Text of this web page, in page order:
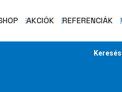
AKCIÓK REFERENCIÁK
Keresés